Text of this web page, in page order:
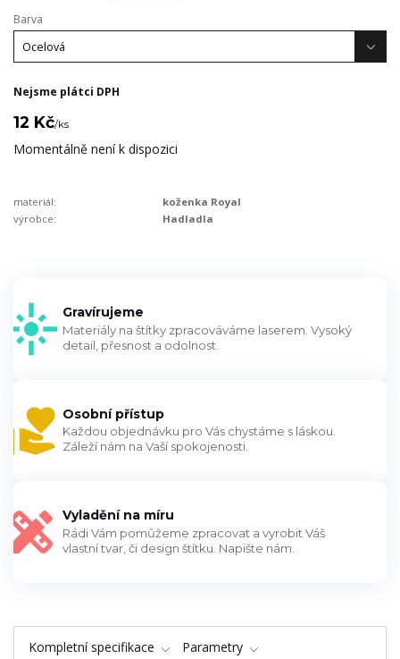
Barva
Nejsme plátci DPH
12 Kč/ks
Momentálně není k dispozici
materiál:
koženka Royal
výrobce:
Hadladla
Gravírujeme
Materiály na štítky zpracováváme laserem. Vysoký
detail, přesnost a odolnost.
Osobní přístup
Každou objednávku pro Vás chystáme s láskou.
Záleží nám na Vaší spokojenosti.
Vyladění na míru
Rádi Vám pomůžeme zpracovat a vyrobit Váš
vlastní tvar, či design štítku. Napište nám.
Kompletní specifikace Parametry